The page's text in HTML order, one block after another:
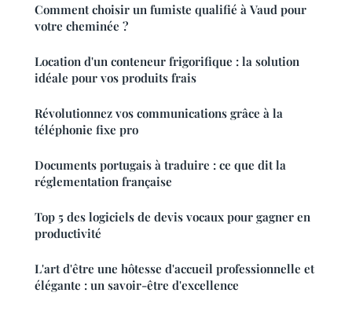
Comment choisir un fumiste qualifié à Vaud pour
votre cheminée ?
Location d'un conteneur frigorifique : la solution
idéale pour vos produits frais
Révolutionnez vos communications grâce à la
téléphonie fixe pro
Documents portugais à traduire : ce que dit la
réglementation française
Top 5 des logiciels de devis vocaux pour gagner en
productivité
L'art d'être une hôtesse d'accueil professionnelle et
élégante : un savoir-être d'excellence